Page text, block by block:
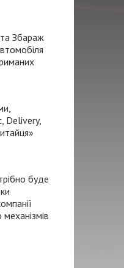
Збараж
Delivery,
буде